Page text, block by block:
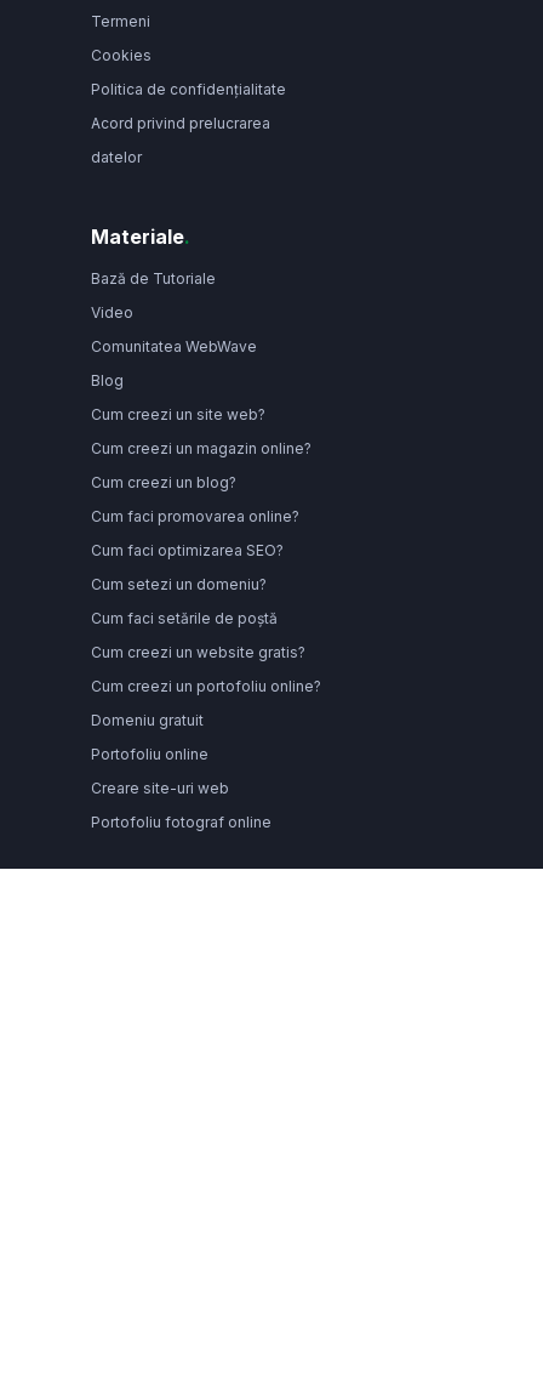
Termeni
Cookies
Politica de confidențialitate
Acord privind prelucrarea
datelor
Materiale.
Bază de Tutoriale
Video
Comunitatea WebWave
Blog
Cum creezi un site web?
Cum creezi un magazin online?
Cum creezi un blog?
Cum faci promovarea online?
Cum faci optimizarea SEO?
Cum setezi un domeniu?
Cum faci setările de poștă
Cum creezi un website gratis?
Cum creezi un portofoliu online?
Domeniu gratuit
Portofoliu online
Creare site-uri web
Portofoliu fotograf online